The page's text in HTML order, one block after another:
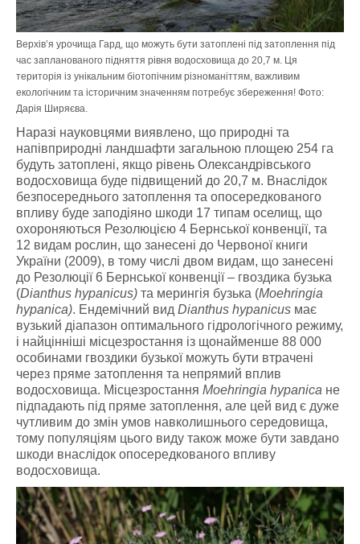
Верхів’я урочища Гард, що можуть бути затоплені під затоплення під
час запланованого підняття рівня водосховища до 20,7 м. Ця
територія із унікальним біотопічним різноманіттям, важливим
екологічним та історичним значенням потребує збереження! Фото:
Дарія Ширяєва.
Наразі науковцями виявлено, що природні та
напівприродні ландшафти загальною площею 254 га
будуть затоплені, якщо рівень Олександрівського
водосховища буде підвищений до 20,7 м. Внаслідок
безпосереднього затоплення та опосередкованого
впливу буде заподіяно шкоди 17 типам оселищ, що
охороняються Резолюцією 4 Бернської конвенції, та
12 видам рослин, що занесені до Червоної книги
України (2009), в тому числі двом видам, що занесені
до Резолюції 6 Бернської конвенції – гвоздика бузька
(Dianthus hypanicus) та мерингія бузька (Moehringia
hypanica). Ендемічний вид Dianthus hypanicus має
вузький діапазон оптимального гідрологічного режиму,
і найцінніші місцезростання із щонайменше 88 000
особинами гвоздики бузької можуть бути втрачені
через пряме затоплення та непрямий вплив
водосховища. Місцезростання Moehringia hypanica не
підпадають під пряме затоплення, але цей вид є дуже
чутливим до змін умов навколишнього середовища,
тому популяціям цього виду також може бути завдано
шкоди внаслідок опосередкованого впливу
водосховища.